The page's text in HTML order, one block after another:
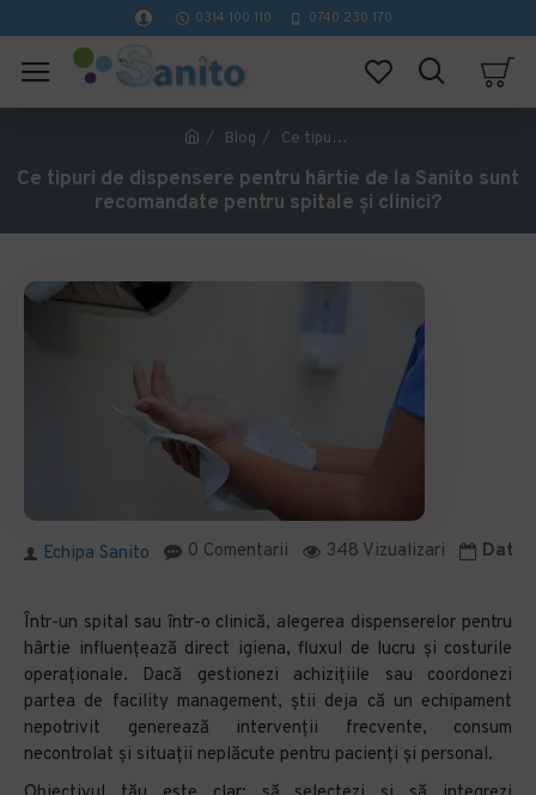
0314 100 110 0740 230 170
Blog Ce tipuri de dispensere pentru hârtie de la Sanito sunt recomandate pentru spitale și clinici?
Ce tipuri de dispensere pentru hârtie de la Sanito sunt
recomandate pentru spitale și clinici?
Echipa Sanito 0 Comentarii 348 Vizualizari Data
Într-un spital sau într-o clinică, alegerea dispenserelor pentru
hârtie influențează direct igiena, fluxul de lucru și costurile
operaționale. Dacă gestionezi achizițiile sau coordonezi
partea de facility management, știi deja că un echipament
nepotrivit generează intervenții frecvente, consum
necontrolat și situații neplăcute pentru pacienți și personal.